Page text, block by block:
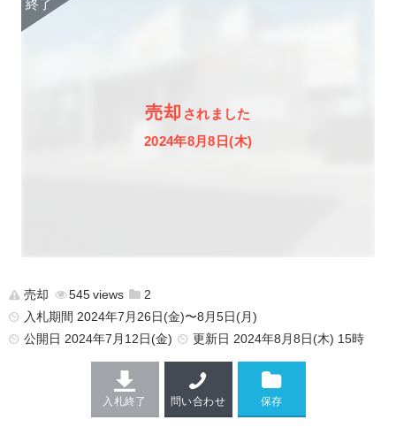
売却 されました
2024年8月8日(木)
売却 545
2
入札期間 2024年7月26日(金)〜8月5日(月)
公開日 2024年7月12日(金) 更新日 2024年8月8日(木) 15時
入札終了 問い合わせ